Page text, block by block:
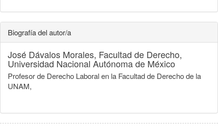
Biografía del autor/a
José Dávalos Morales, Facultad de Derecho,
Universidad Nacional Autónoma de México
Profesor de Derecho Laboral en la Facultad de Derecho de la
UNAM,